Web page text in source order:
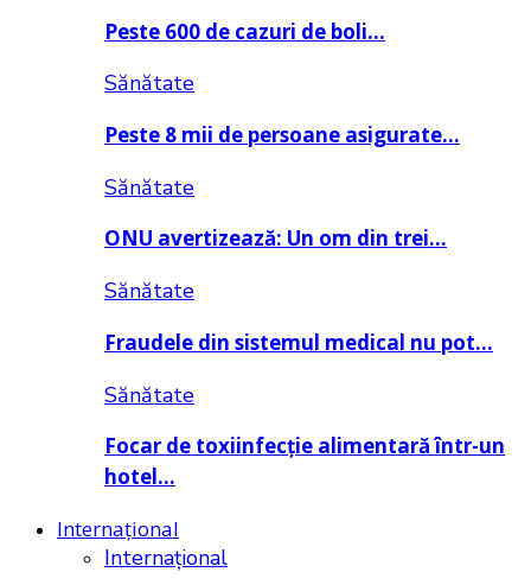
Peste 600 de cazuri de boli…
Sănătate
Peste 8 mii de persoane asigurate…
Sănătate
ONU avertizează: Un om din trei…
Sănătate
Fraudele din sistemul medical nu pot…
Sănătate
Focar de toxiinfecție alimentară într-un
hotel…
Internațional
Internațional